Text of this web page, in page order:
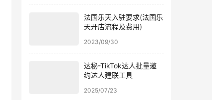
法国乐天入驻要求(法国乐
天开店流程及费用)
2023/09/30
达秘-TikTok达人批量邀
约达人建联工具
2025/07/23